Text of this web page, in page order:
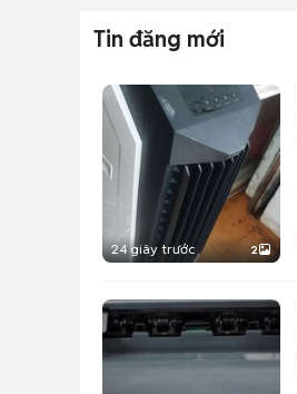
Tin đăng mới
24 giây trước 2